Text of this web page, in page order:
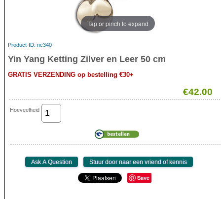
Tap or pinch to expand
Product-ID nc340
Yin Yang Ketting Zilver en Leer 50 cm
GRATIS VERZENDING op bestelling €30+
€42.00
Hoeveelheid
Save